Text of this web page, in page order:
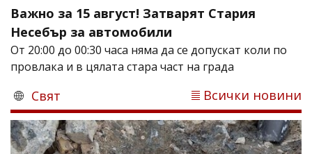
Важно за 15 август! Затварят Стария
Несебър за автомобили
От 20:00 до 00:30 часа няма да се допускат коли по
провлака и в цялата стара част на града
Свят Всички новини